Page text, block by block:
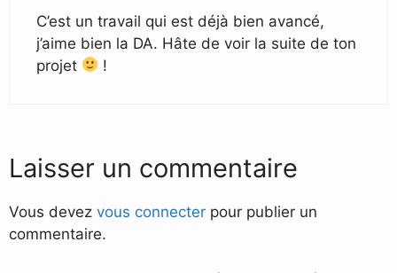
C’est un travail qui est déjà bien avancé,
j’aime bien la DA. Hâte de voir la suite de ton
projet
!
Laisser un commentaire
Vous devez vous connecter pour publier un
commentaire.